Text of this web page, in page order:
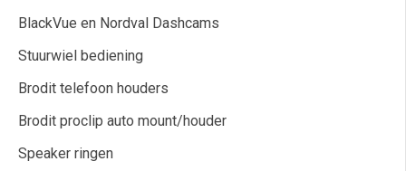
BlackVue en Nordval Dashcams
Stuurwiel bediening
Brodit telefoon houders
Brodit proclip auto mount/houder
Speaker ringen